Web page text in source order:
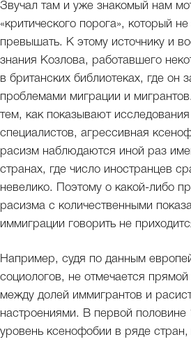
Звучал там и уже знакомый нам
«критического порога», который
превышать. К этому источнику и
знания Козлова, работавшего
в британских библиотеках, где он
проблемами миграции и
тем, как показывают
специалистов, агрессивная
расизм наблюдаются иной раз
странах, где число иностранцев
невелико. Поэтому о какой-либо
расизма с количественными
иммиграции говорить не
Например, судя по данным
социологов, не отмечается прямой
между долей иммигрантов и
настроениями. В первой половине
уровень ксенофобии в ряде стран,